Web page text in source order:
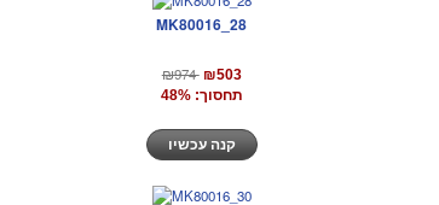
MK80016_28
₪974 ₪503
תחסוך: 48%
קנה עכשיו